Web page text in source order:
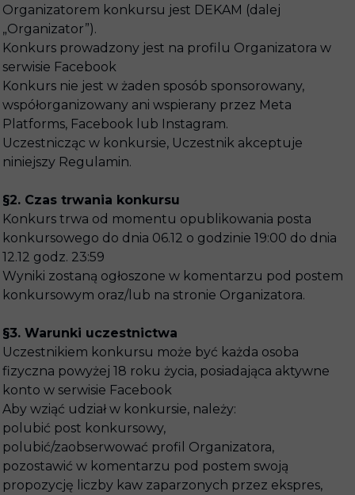
Organizatorem konkursu jest DEKAM (dalej
„Organizator”).
Konkurs prowadzony jest na profilu Organizatora w
serwisie Facebook
Konkurs nie jest w żaden sposób sponsorowany,
współorganizowany ani wspierany przez Meta
Platforms, Facebook lub Instagram.
Uczestnicząc w konkursie, Uczestnik akceptuje
niniejszy Regulamin.
§2. Czas trwania konkursu
Konkurs trwa od momentu opublikowania posta
konkursowego do dnia 06.12 o godzinie 19:00 do dnia
12.12 godz. 23:59
Wyniki zostaną ogłoszone w komentarzu pod postem
konkursowym oraz/lub na stronie Organizatora.
§3. Warunki uczestnictwa
Uczestnikiem konkursu może być każda osoba
fizyczna powyżej 18 roku życia, posiadająca aktywne
konto w serwisie Facebook
Aby wziąć udział w konkursie, należy:
polubić post konkursowy,
polubić/zaobserwować profil Organizatora,
pozostawić w komentarzu pod postem swoją
propozycję liczby kaw zaparzonych przez ekspres,